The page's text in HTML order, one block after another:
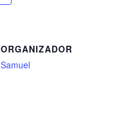
ORGANIZADOR
Samuel